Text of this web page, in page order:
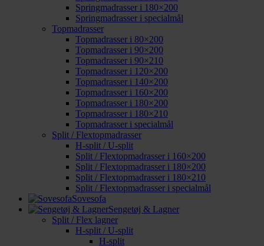
Springmadrasser i 180×200
Springmadrasser i specialmål
Topmadrasser
Topmadrasser i 80×200
Topmadrasser i 90×200
Topmadrasser i 90×210
Topmadrasser i 120×200
Topmadrasser i 140×200
Topmadrasser i 160×200
Topmadrasser i 180×200
Topmadrasser i 180×210
Topmadrasser i specialmål
Split / Flextopmadrasser
H-split / U-split
Split / Flextopmadrasser i 160×200
Split / Flextopmadrasser i 180×200
Split / Flextopmadrasser i 180×210
Split / Flextopmadrasser i specialmål
Sovesofa
Sengetøj & Lagner
Split / Flex lagner
H-split / U-split
H-split